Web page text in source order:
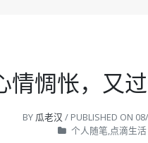
情惆怅，又
BY 瓜老汉 / PUBLISHED ON
个人随笔,点滴生活